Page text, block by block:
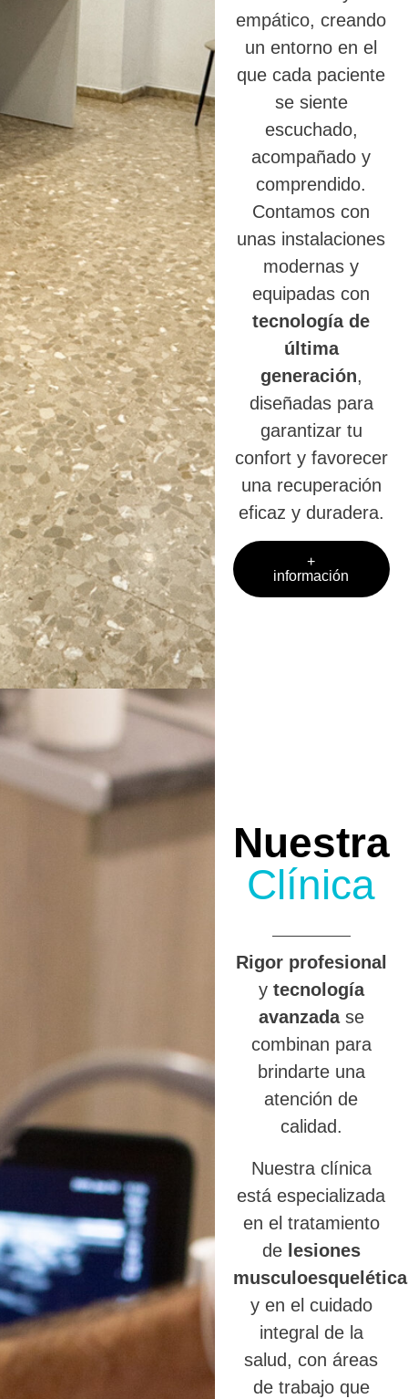
empático, creando
un entorno en el
que cada paciente
se siente
escuchado,
acompañado y
comprendido.
Contamos con
unas instalaciones
modernas y
equipadas con
tecnología de
última
generación,
diseñadas para
garantizar tu
confort y favorecer
una recuperación
eficaz y duradera.
+
información
Nuestra
Clínica
Rigor profesional
y tecnología
avanzadase
combinan para
brindarte una
atención de
calidad.
Nuestra clínica
está especializada
en el tratamiento
de lesiones
y en el cuidado
integral de la
salud, con áreas
de trabajo que